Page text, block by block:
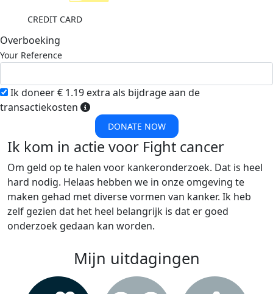
CREDIT CARD
Overboeking
Your Reference
Ik doneer € 1.19 extra als bijdrage aan de
transactiekosten
DONATE NOW
Ik kom in actie voor Fight cancer
Om geld op te halen voor kankeronderzoek. Dat is heel
hard nodig. Helaas hebben we in onze omgeving te
maken gehad met diverse vormen van kanker. Ik heb
zelf gezien dat het heel belangrijk is dat er goed
onderzoek gedaan kan worden.
Mijn uitdagingen